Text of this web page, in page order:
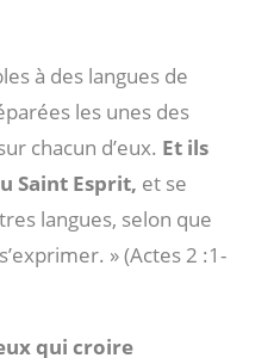
à des langues de
les unes des
chacun d’eux. Et ils
Saint Esprit, et se
langues, selon que
» (Actes 2 :1-
qui croire